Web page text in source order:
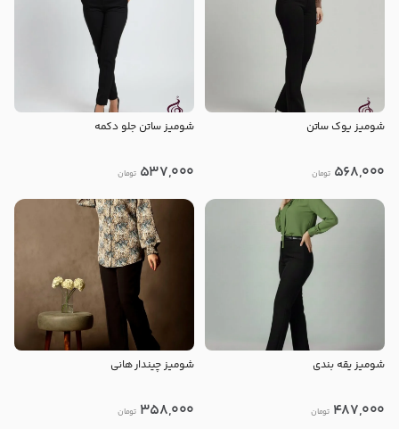
شومیز یوک ساتن
568,000 تومان
شومیز ساتن جلو دکمه
537,000 تومان
شومیز یقه بندی
487,000 تومان
شومیز چیندار هانی
358,000 تومان